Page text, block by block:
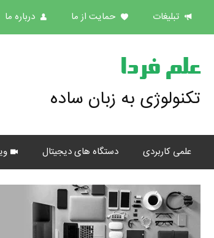
تبلیغات حمایت از ما درباره ما
علم فردا
تکنولوژی به زبان ساده
علمی کاربردی دستگاه های دیجیتال